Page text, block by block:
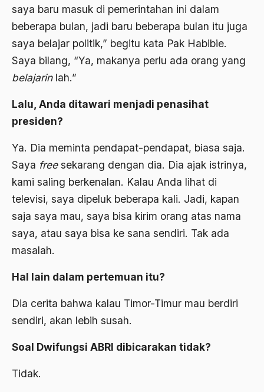
saya baru masuk di pemerintahan ini dalam
beberapa bulan, jadi baru beberapa bulan itu juga
saya belajar politik,” begitu kata Pak Habibie.
Saya bilang, “Ya, makanya perlu ada orang yang
belajarinlah.”
Lalu, Anda ditawari menjadi penasihat
presiden?
Ya. Dia meminta pendapat-pendapat, biasa saja.
Saya freesekarang dengan dia. Dia ajak istrinya,
kami saling berkenalan. Kalau Anda lihat di
televisi, saya dipeluk beberapa kali. Jadi, kapan
saja saya mau, saya bisa kirim orang atas nama
saya, atau saya bisa ke sana sendiri. Tak ada
masalah.
Hal lain dalam pertemuan itu?
Dia cerita bahwa kalau Timor-Timur mau berdiri
sendiri, akan lebih susah.
Soal Dwifungsi ABRI dibicarakan tidak?
Tidak.
agama populer
Agama Terang
Agamawan
Agenda Nasional
Agraria
agraris
Agum Gumelar
Agus Miftah
Ahli
ahli fikih
Ahli Ilmu Agama
Ahli waris
ahlul sunnah wal jamaah
Ahlussunnah
Ahlussunnah Wal jamaah
Ahmad Benbella